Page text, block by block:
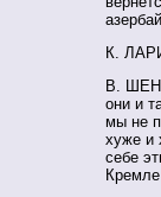
К.
В.
они и
мы не
хуже и
себе